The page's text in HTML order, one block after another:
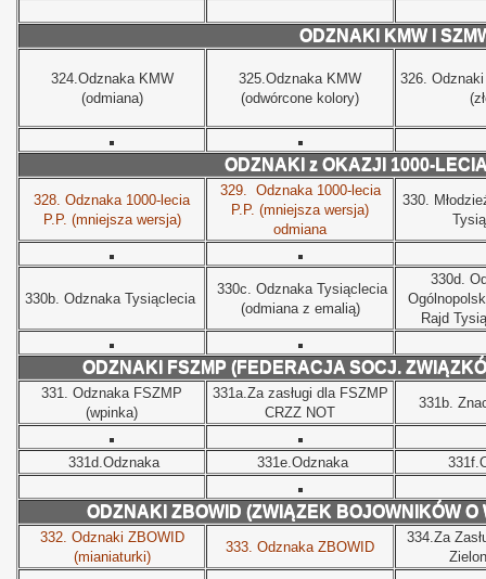
ODZNAKI KMW I
324.Odznaka KMW
(odmiana)
325.Odznaka KMW
(odwórcone kolory)
326.
ODZNAKI z OKAZJI 1000-
328. Odznaka 1000-lecia
P.P. (mniejsza wersja)
329. Odznaka 1000-lecia
P.P. (mniejsza wersja)
odmiana
330.
330b. Odznaka Tysiąclecia
330c. Odznaka Tysiąclecia
(odmiana z emalią)
330d.
Rajd
ODZNAKI FSZMP (FEDERACJA SOCJ.
331. Odznaka FSZMP
(wpinka)
331a.Za zasługi dla FSZMP
CRZZ NOT
331b.
331d.Odznaka 331e.Odznaka
ODZNAKI ZBOWID (ZWIĄZEK BOJOWNIKÓW
332. Odznaki ZBOWID
(mianiaturki)
333. Odznaka ZBOWID
334.Za